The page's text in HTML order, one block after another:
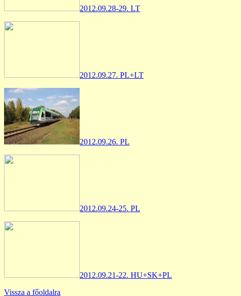
2012.09.28-29. LT
2012.09.27. PL+LT
2012.09.26. PL
2012.09.24-25. PL
2012.09.21-22. HU+SK+PL
Vissza a főoldalra